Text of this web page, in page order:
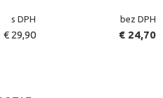
s DPH bez DPH
€ 29,90 € 24,70